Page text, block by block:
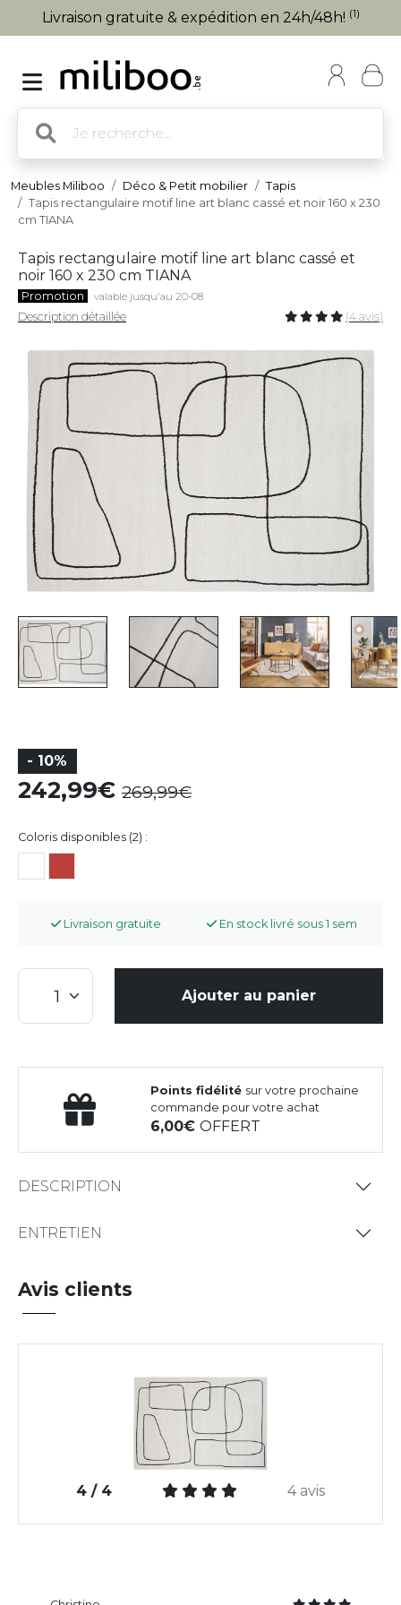
Livraison gratuite & expédition en 24h/48h! (1)
Meubles Miliboo Déco & Petit mobilier
Tapis
Tapis rectangulaire motif line art blanc cassé et noir 160 x 230
cm TIANA
Tapis rectangulaire motif line art blanc cassé et
noir 160 x 230 cm TIANA
Promotion valable jusqu'au 20-08
Description détaillée (4 avis)
- 10%
242,99 269,99
Coloris disponibles (2) :
Livraison gratuite En stock livré sous 1 sem
Ajouter au panier
Points fidélité sur votre prochaine
commande pour votre achat
6,00OFFERT
DESCRIPTION
ENTRETIEN
Avis clients
4 / 4 4 avis